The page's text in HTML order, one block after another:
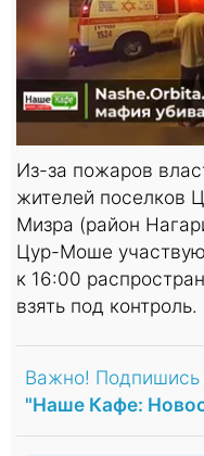
Из-за пожаров
жителей поселков
Мизра (район
Цур-Моше
к 16:00
взять под контроль.
Важно! Подпишись
"Наше Кафе: